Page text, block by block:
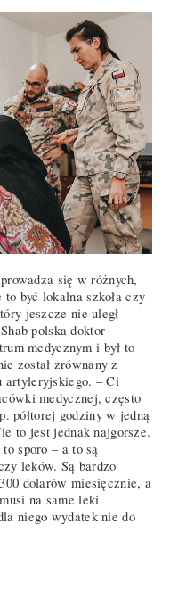
się w różnych,
być lokalna szkoła czy
jeszcze nie uległ
polska doktor
medycznym i był to
został zrównany z
artyleryjskiego. – Ci
medycznej, często
półtorej godziny w jedną
to jest jednak najgorsze.
sporo – a to są
leków. Są bardzo
dolarów miesięcznie, a
na same leki
niego wydatek nie do